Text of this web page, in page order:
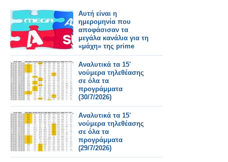
Αυτή είναι η
ημερομηνία που
αποφάσισαν τα
μεγάλα κανάλια για τη
«μάχη» της prime
time
Αναλυτικά τα 15'
νούμερα τηλεθέασης
σε όλα τα
προγράμματα
(30/7/2026)
Αναλυτικά τα 15'
νούμερα τηλεθέασης
σε όλα τα
προγράμματα
(29/7/2026)